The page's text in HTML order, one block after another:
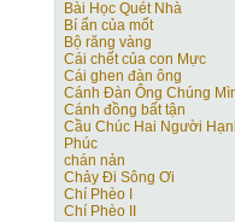
Bài Học Quét Nhà
Bí ẩn của mốt
Bộ răng vàng
Cái chết của con Mực
Cái ghen đàn ông
Cánh Ðàn Ông Chúng
Cánh đồng bất tận
Cầu Chúc Hai Người
Phúc
chán nản
Chảy Đi Sông Ơi
Chí Phèo I
Chí Phèo II